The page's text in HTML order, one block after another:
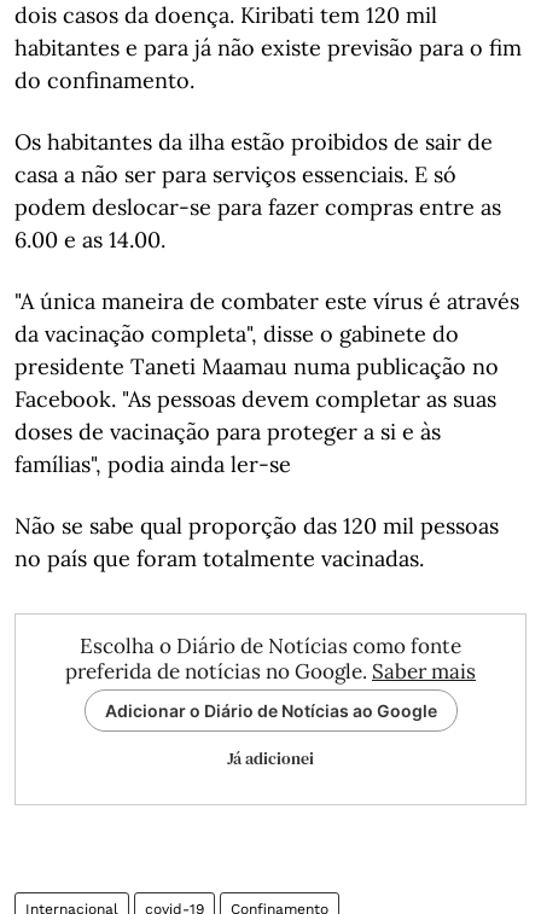
dois casos da doença. Kiribati tem 120 mil
habitantes e para já não existe previsão para o fim
do confinamento.
Os habitantes da ilha estão proibidos de sair de
casa a não ser para serviços essenciais. E só
podem deslocar-se para fazer compras entre as
6.00 e as 14.00.
"A única maneira de combater este vírus é através
da vacinação completa", disse o gabinete do
presidente Taneti Maamau numa publicação no
Facebook. "As pessoas devem completar as suas
doses de vacinação para proteger a si e às
famílias", podia ainda ler-se
Não se sabe qual proporção das 120 mil pessoas
no país que foram totalmente vacinadas.
Escolha o Diário de Notícias como fonte
preferida de notícias no Google. Saber mais
Adicionar o Diário de Notícias ao Google
Já adicionei
Internacional covid-19 Confinamento